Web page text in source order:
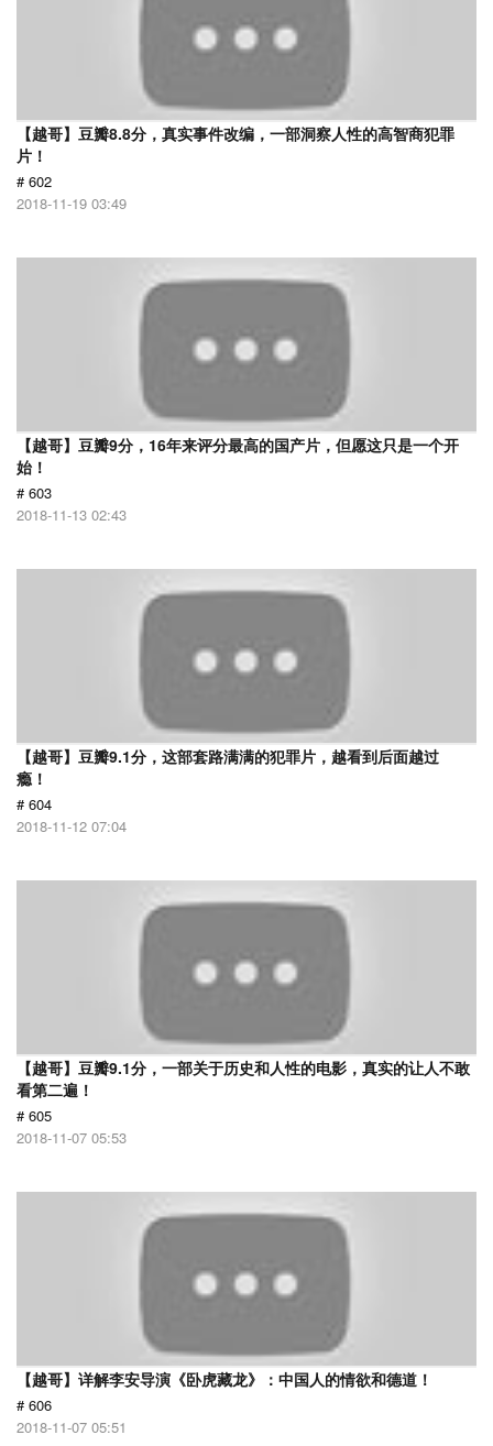
【越哥】豆瓣8.8分，真实事件改编，一部洞察人性的高智商犯罪
片！
# 602
2018-11-19 03:49
【越哥】豆瓣9分，16年来评分最高的国产片，但愿这只是一个开
始！
# 603
2018-11-13 02:43
【越哥】豆瓣9.1分，这部套路满满的犯罪片，越看到后面越过
瘾！
# 604
2018-11-12 07:04
【越哥】豆瓣9.1分，一部关于历史和人性的电影，真实的让人不敢
看第二遍！
# 605
2018-11-07 05:53
【越哥】详解李安导演《卧虎藏龙》：中国人的情欲和德道！
# 606
2018-11-07 05:51